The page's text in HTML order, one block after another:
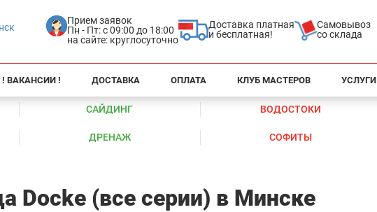
Прием заявок
Пн - Пт: с 09:00 до 18:00
на сайте: круглосуточно
Доставка платная
и бесплатная!
Самовывоз
со склада
! ВАКАНСИИ ! ДОСТАВКА ОПЛАТА КЛУБ МАСТЕРОВ УСЛУГИ
САЙДИНГ ВОДОСТОКИ
ДРЕНАЖ СОФИТЫ
Docke (все серии) в Минске